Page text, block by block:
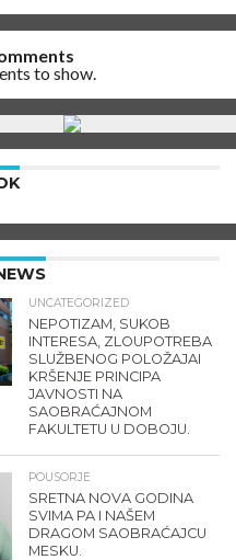
to show.
UNCATEGORIZED
NEPOTIZAM, SUKOB
INTERESA, ZLOUPOTREBA
SLUŽBENOG POLOŽAJAI
KRŠENJE PRINCIPA
JAVNOSTI NA
SAOBRAĆAJNOM
FAKULTETU U DOBOJU.
POUSORJE
SRETNA NOVA GODINA
SVIMA PA I NAŠEM
DRAGOM SAOBRAĆAJCU
MESKU.